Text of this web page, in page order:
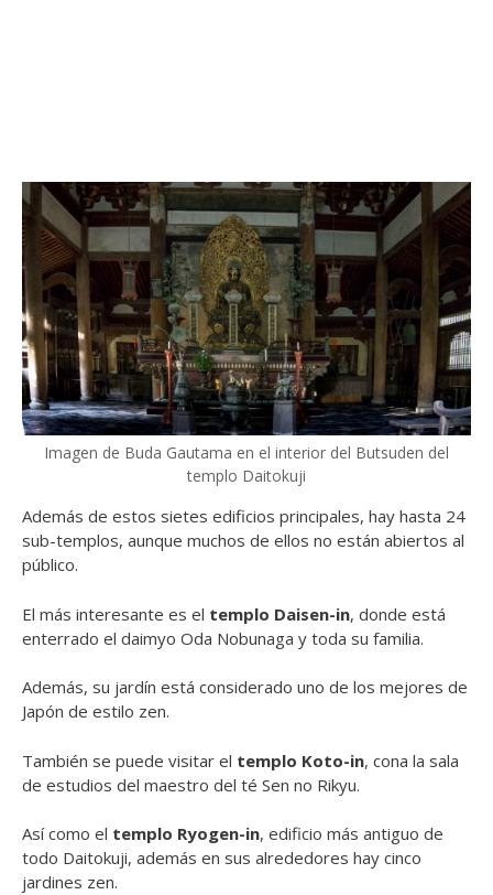
Imagen de Buda Gautama en el interior del Butsuden del
templo Daitokuji
Además de estos sietes edificios principales, hay hasta 24
sub-templos, aunque muchos de ellos no están abiertos al
público.
El más interesante es el templo Daisen-in, donde está
enterrado el daimyo Oda Nobunaga y toda su familia.
Además, su jardín está considerado uno de los mejores de
Japón de estilo zen.
También se puede visitar el templo Koto-in, cona la sala
de estudios del maestro del té Sen no Rikyu.
Así como el templo Ryogen-in, edificio más antiguo de
todo Daitokuji, además en sus alrededores hay cinco
jardines zen.